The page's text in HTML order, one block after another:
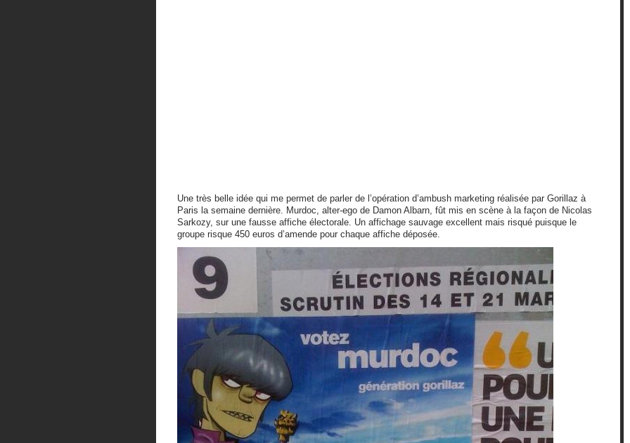
Une très belle idée qui me permet de parler de l’opération d’ambush marketing réalisée par Gorillaz à
Paris la semaine dernière. Murdoc, alter-ego de Damon Albarn, fût mis en scène à la façon de Nicolas
Sarkozy, sur une fausse affiche électorale. Un affichage sauvage excellent mais risqué puisque le
groupe risque 450 euros d’amende pour chaque affiche déposée.